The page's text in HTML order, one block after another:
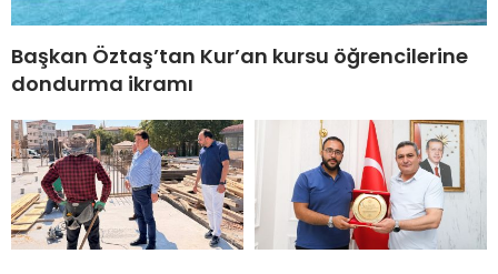
Başkan Öztaş’tan Kur’an kursu öğrencilerine
dondurma ikramı